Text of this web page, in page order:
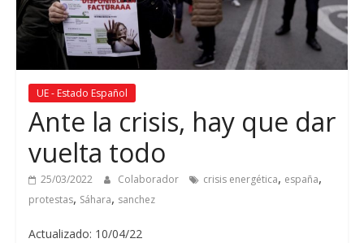
UE - Estado Español
Ante la crisis, hay que dar
vuelta todo
25/03/2022 Colaborador crisis energética, españa,
protestas, Sáhara, sanchez
Actualizado: 10/04/22